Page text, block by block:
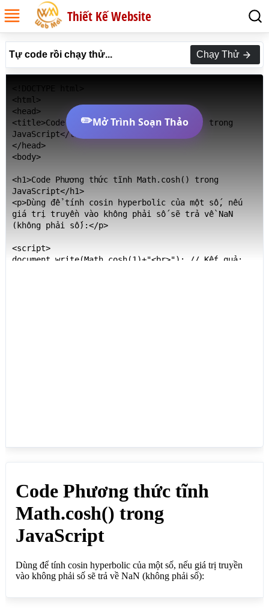
Thiết Kế Website
Tự code rồi chạy thử... Chạy Thử
<html>
<head>
<title>Code Phương thức tĩnh Math.cosh() trong
JavaScript</title>
</head>
<body>
<h1>Code Phương thức tĩnh Math.cosh() trong
JavaScript</h1>
<p>Dùng để tính cosin hyperbolic của một số, nếu
giá trị truyền vào không phải số sẽ trả về NaN
(không phải số):</p>
<script>
document.write(Math.cosh(1)+"<br>"); // Kết quả:
✏️Mở Trình Soạn Thảo